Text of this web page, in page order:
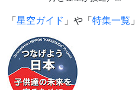
「星空ガイド 」や「特集一覧